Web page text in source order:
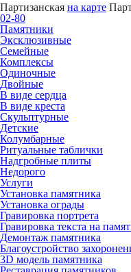
Партизанская на карте
02-80
Памятники
Эксклюзивные
Семейные
Комплексы
Одиночные
Двойные
В виде сердца
В виде креста
Скульптурные
Детские
Колумбарные
Ритуальные таблички
Надгробные плиты
Недорого
Услуги
Установка памятника
Установка ограды
Гравировка портрета
Гравировка текста на
Демонтаж памятника
Благоустройство
3D модель памятника